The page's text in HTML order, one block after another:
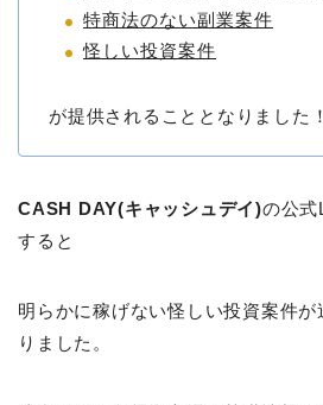
特商法のない副業案件
怪しい投資案件
が提供されることとなりました！
CASH DAY(キャッシュデイ)の公
すると
明らかに稼げない怪しい投資案件
りました。